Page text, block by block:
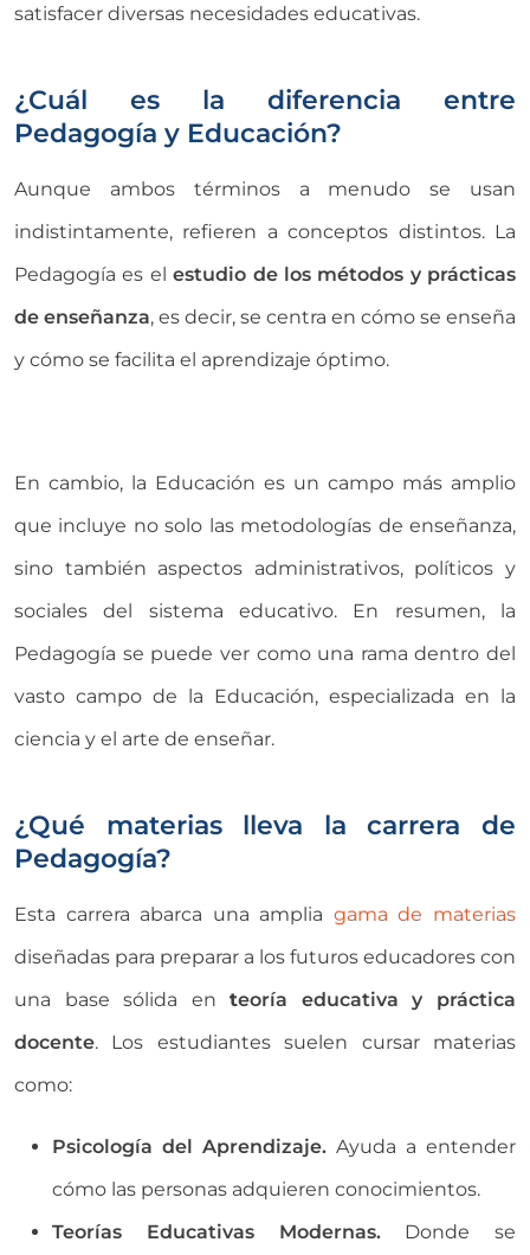
satisfacer diversas necesidades educativas.
¿Cuál es la diferencia entre
Pedagogía y Educación?
Aunque ambos términos a menudo se usan
indistintamente, refieren a conceptos distintos. La
Pedagogía es elestudio de los métodos y prácticas
de enseñanza, es decir, se centra en cómo se enseña
y cómo se facilita el aprendizaje óptimo.
En cambio, la Educación es un campo más amplio
que incluye no solo las metodologías de enseñanza,
sino también aspectos administrativos, políticos y
sociales del sistema educativo. En resumen, la
Pedagogía se puede ver como una rama dentro del
vasto campo de la Educación, especializada en la
ciencia y el arte de enseñar.
¿Qué materias lleva la carrera de
Pedagogía?
Esta carrera abarca una amplia gama de materias
diseñadas para preparar a los futuros educadores con
una base sólida enteoría educativa y práctica
docente. Los estudiantes suelen cursar materias
como:
Psicología del Aprendizaje. Ayuda a entender
cómo las personas adquieren conocimientos.
Teorías Educativas Modernas.Donde se